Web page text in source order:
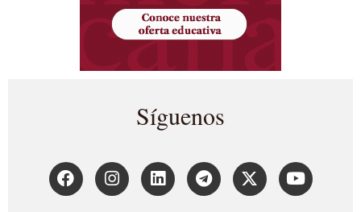
Síguenos